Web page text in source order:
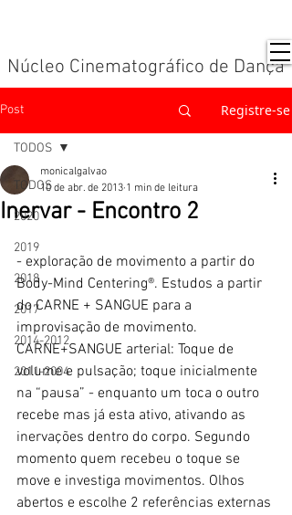
Núcleo Cinematográfico de Dança
Post Registre-se
TODOS
2020
2019
2018
2017
2014-2012
2011-2004
TODOS
Inervar - Encontro 2
monicalgalvao
10 de abr. de 2013 1 min de leitura
- exploração de movimento a partir do
Body-Mind Centering®. Estudos a partir
do CARNE + SANGUE para a
improvisação de movimento.
CARNE+SANGUE arterial: Toque de
volume e pulsação; toque inicialmente
na “pausa” - enquanto um toca o outro
recebe mas já esta ativo, ativando as
inervações dentro do corpo. Segundo
momento quem recebeu o toque se
move e investiga movimentos. Olhos
abertos e escolhe 2 referências externas